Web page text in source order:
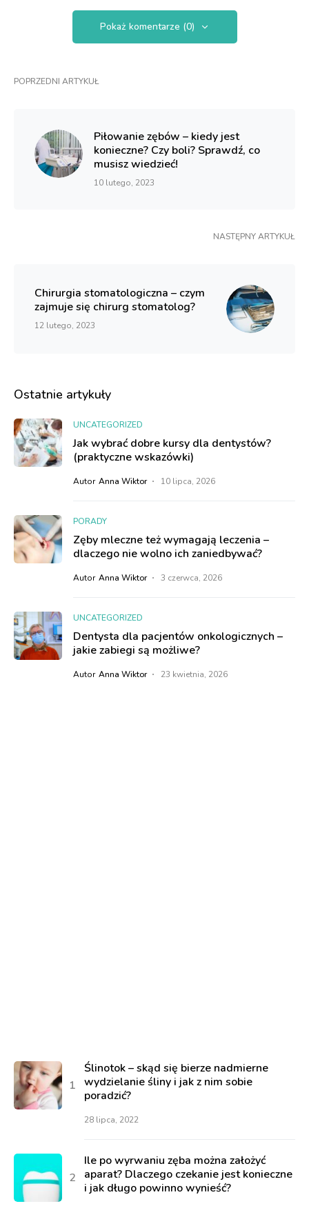
Pokaż komentarze (0)
POPRZEDNI ARTYKUŁ
Piłowanie zębów – kiedy jest
konieczne? Czy boli? Sprawdź, co
musisz wiedzieć!
10 lutego, 2023
NASTĘPNY ARTYKUŁ
Chirurgia stomatologiczna – czym
zajmuje się chirurg stomatolog?
12 lutego, 2023
Ostatnie artykuły
UNCATEGORIZED
Jak wybrać dobre kursy dla dentystów?
(praktyczne wskazówki)
Autor Anna Wiktor 10 lipca, 2026
PORADY
Zęby mleczne też wymagają leczenia –
dlaczego nie wolno ich zaniedbywać?
Autor Anna Wiktor 3 czerwca, 2026
UNCATEGORIZED
Dentysta dla pacjentów onkologicznych –
jakie zabiegi są możliwe?
Autor Anna Wiktor 23 kwietnia, 2026
Ślinotok – skąd się bierze nadmierne
wydzielanie śliny i jak z nim sobie
poradzić?
28 lipca, 2022
Ile po wyrwaniu zęba można założyć
aparat? Dlaczego czekanie jest konieczne
i jak długo powinno wynieść?